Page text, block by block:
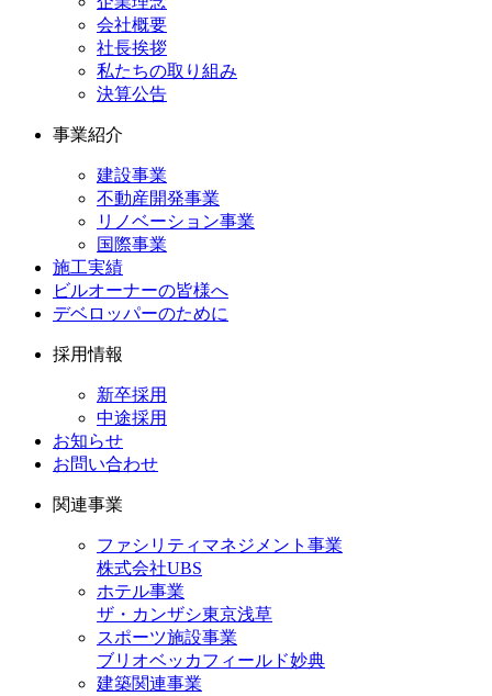
会社概要
社長挨拶
私たちの取り組み
決算公告
事業紹介
建設事業
不動産開発事業
リノベーション事業
国際事業
施工実績
ビルオーナーの皆様へ
デベロッパーのために
採用情報
新卒採用
中途採用
お知らせ
お問い合わせ
関連事業
ファシリティマネジメント事業
株式会社UBS
ホテル事業
ザ・カンザシ東京浅草
スポーツ施設事業
ブリオベッカフィールド妙典
建築関連事業